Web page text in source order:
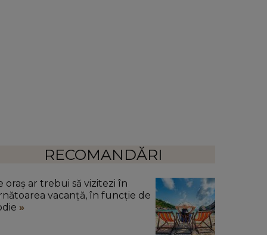
RECOMANDĂRI
oraș ar trebui să vizitezi în
vacanță, în funcție de